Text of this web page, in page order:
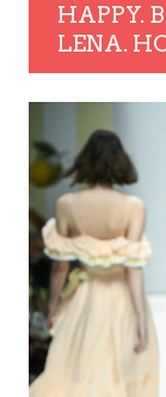
HAPPY.
LENA.